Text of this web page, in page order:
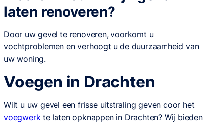
laten renoveren?
Door uw gevel te renoveren, voorkomt u
vochtproblemen en verhoogt u de duurzaamheid van
uw woning.
Voegen in Drachten
Wilt u uw gevel een frisse uitstraling geven door het
voegwerkte laten opknappen in Drachten? Wij bieden